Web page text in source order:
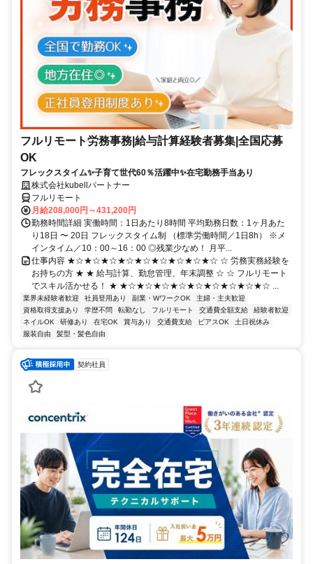
フルリモート労務事務|給与計算経験者募集|全国応募
OK
フレックスタイム✨子育て世代60％活躍中✨在宅勤務手当あり
株式会社kubellパートナー
フルリモート
月給208,000円～431,200円
勤務時間詳細 実働時間：1日あたり8時間 平均勤務日数：1ヶ月あた
り18日 〜 20日 フレックスタイム制 （標準労働時間／1日8h） ※メ
インタイム／10：00～16：00 ◎残業少なめ！ 月平...
仕事内容 ★☆★☆★☆★☆★☆★☆★☆★☆★☆ ☆ 労務実務経験を
お持ちの方 ★ ★ 給与計算、勤怠管理、年末調整 ☆ ☆ フルリモート
でスキル活かせる！ ★ ★☆★☆★☆★☆★☆★☆★☆★☆★☆ ...
業界未経験者歓迎 社員登用あり 副業・WワークOK
主婦・主夫歓迎
資格取得支援あり
学歴不問 転勤なし フルリモート 交通費全額支給
経験者歓迎
ネイルOK
研修あり 在宅OK 賞与あり 交通費支給 ピアスOK
土日祝休み
服装自由
髪型・髪色自由
契約社員